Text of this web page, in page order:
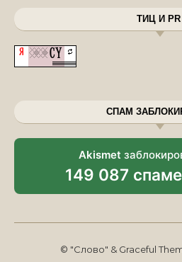
ТИЦ И PR
СПАМ
Akismet
149 087
© "Слово" & Graceful